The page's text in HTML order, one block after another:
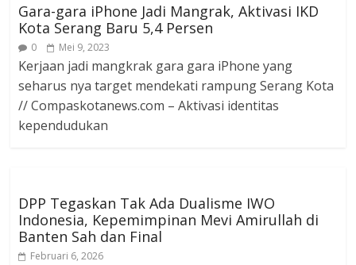
Gara-gara iPhone Jadi Mangrak, Aktivasi IKD
Kota Serang Baru 5,4 Persen
0 Mei 9, 2023
Kerjaan jadi mangkrak gara gara iPhone yang
seharus nya target mendekati rampung Serang Kota
// Compaskotanews.com – Aktivasi identitas
kependudukan
DPP Tegaskan Tak Ada Dualisme IWO
Indonesia, Kepemimpinan Mevi Amirullah di
Banten Sah dan Final
Februari 6, 2026